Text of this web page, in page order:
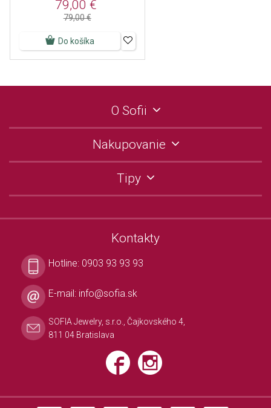
79,00 €
79,00 €
Do košíka
O Sofii
Nakupovanie
Tipy
Kontakty
Hotline: 0903 93 93 93
E-mail: info@sofia.sk
SOFIA Jewelry, s.r.o., Čajkovského 4,
811 04 Bratislava